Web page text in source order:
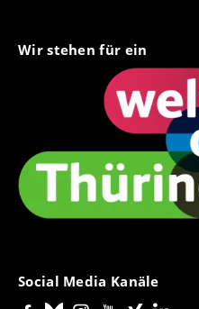
Wir stehen für ein
Social Media Kanäle